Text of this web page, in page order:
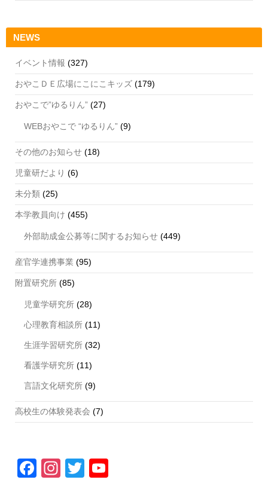
NEWS
イベント情報 (327)
おやこＤＥ広場にこにこキッズ (179)
おやこで”ゆるりん” (27)
WEBおやこで “ゆるりん” (9)
その他のお知らせ (18)
児童研だより (6)
未分類 (25)
本学教員向け (455)
外部助成金公募等に関するお知らせ (449)
産官学連携事業 (95)
附置研究所 (85)
児童学研究所 (28)
心理教育相談所 (11)
生涯学習研究所 (32)
看護学研究所 (11)
言語文化研究所 (9)
高校生の体験発表会 (7)
F
In
T